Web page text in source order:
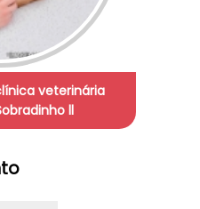
veterinária
ll